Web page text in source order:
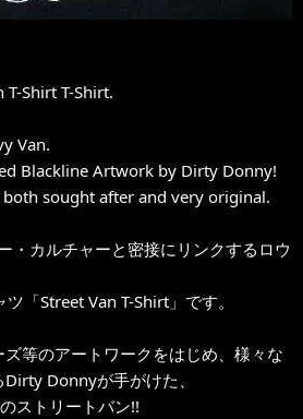
Shirt T-Shirt.
Van.
Blackline Artwork by Dirty Donny!
sought after and very original.
・カルチャーと密接にリンクするロウ
「Street Van T-Shirt」です。
等のアートワークをはじめ、様々な
Donnyが手がけた、
ストリートバン!!